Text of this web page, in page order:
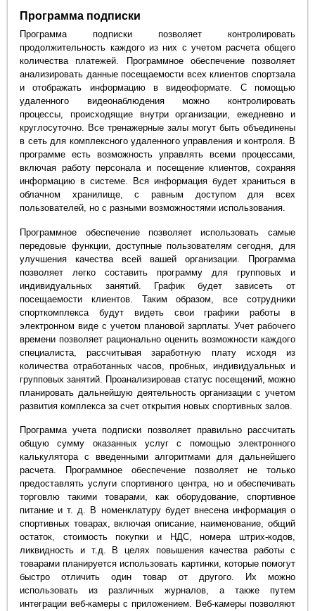
Программа подписки
Программа подписки позволяет контролировать
продолжительность каждого из них с учетом расчета общего
количества платежей. Программное обеспечение позволяет
анализировать данные посещаемости всех клиентов спортзала
и отображать информацию в видеоформате. С помощью
удаленного видеонаблюдения можно контролировать
процессы, происходящие внутри организации, ежедневно и
круглосуточно. Все тренажерные залы могут быть объединены
в сеть для комплексного удаленного управления и контроля. В
программе есть возможность управлять всеми процессами,
включая работу персонала и посещение клиентов, сохраняя
информацию в системе. Вся информация будет храниться в
облачном хранилище, с равным доступом для всех
пользователей, но с разными возможностями использования.
Программное обеспечение позволяет использовать самые
передовые функции, доступные пользователям сегодня, для
улучшения качества всей вашей организации. Программа
позволяет легко составить программу для групповых и
индивидуальных занятий. График будет зависеть от
посещаемости клиентов. Таким образом, все сотрудники
спорткомплекса будут видеть свои графики работы в
электронном виде с учетом плановой зарплаты. Учет рабочего
времени позволяет рационально оценить возможности каждого
специалиста, рассчитывая заработную плату исходя из
количества отработанных часов, пробных, индивидуальных и
групповых занятий. Проанализировав статус посещений, можно
планировать дальнейшую деятельность организации с учетом
развития комплекса за счет открытия новых спортивных залов.
Программа учета подписки позволяет правильно рассчитать
общую сумму оказанных услуг с помощью электронного
калькулятора с введенными алгоритмами для дальнейшего
расчета. Программное обеспечение позволяет не только
предоставлять услуги спортивного центра, но и обеспечивать
торговлю такими товарами, как оборудование, спортивное
питание и т. д. В номенклатуру будет внесена информация о
спортивных товарах, включая описание, наименование, общий
остаток, стоимость покупки и НДС, номера штрих-кодов,
ликвидность и т.д. В целях повышения качества работы с
товарами планируется использовать картинки, которые помогут
быстро отличить один товар от другого. Их можно
использовать из различных журналов, а также путем
интеграции веб-камеры с приложением. Веб-камеры позволяют